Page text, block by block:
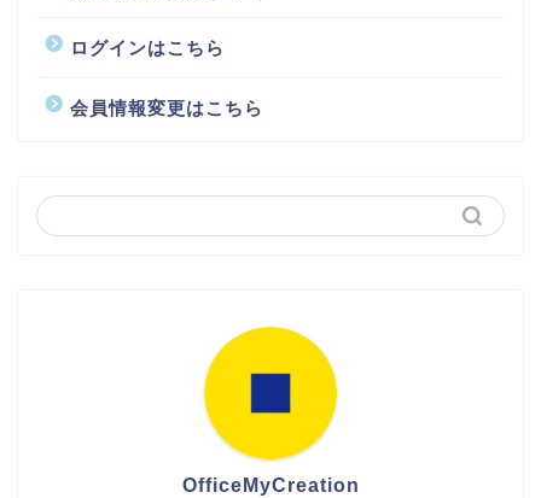
ログインはこちら
会員情報変更はこちら
OfficeMyCreation